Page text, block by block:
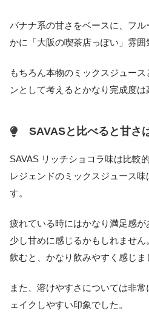
バナナ系の甘さをベースに、フ
かに「大阪の喫茶店っぽい」雰囲
もちろん本物のミックスジュー
ンとして考えるとかなり完成度は
SAVASと比べると甘さ
SAVAS リッチショコラ味は比較
レジェンドのミックスジュース
す。
疲れている時にはかなり満足感
少し甘めに感じるかもしれませ
飲むと、かなり飲みやすく感じま
また、溶けやすさについては非
ェイクしやすい印象でした。